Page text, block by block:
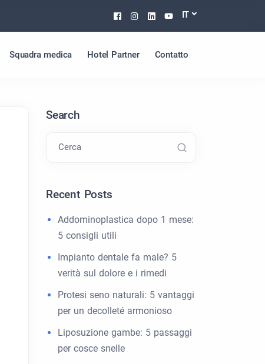
Facebook
Instagram
Linkedin
Youtube
IT
Squadra medica Hotel Partner Contatto
Search
Cerca
Recent Posts
Addominoplastica dopo 1 mese:
5 consigli utili
Impianto dentale fa male? 5
verità sul dolore e i rimedi
Protesi seno naturali: 5 vantaggi
per un decolleté armonioso
Liposuzione gambe: 5 passaggi
per cosce snelle